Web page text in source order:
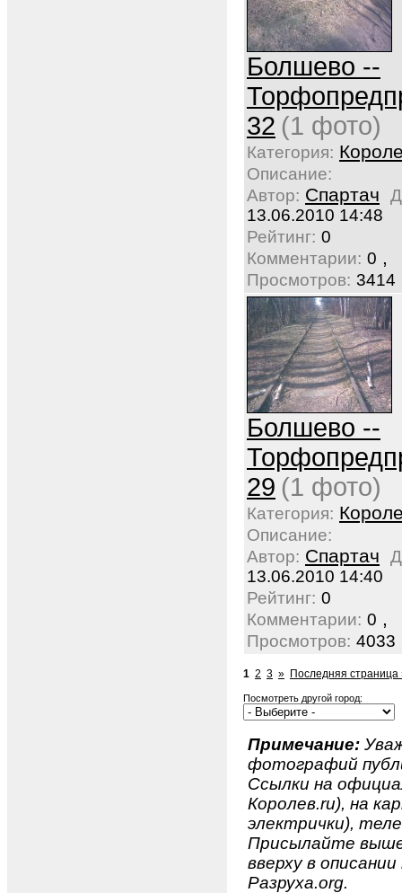
Болшево --
32 (1 фото)
Категория:
Описание:
Автор: Спартач
13.06.2010 14:48
Рейтинг: 0
Комментарии: 0 ,
Просмотров: 3414
Болшево --
29 (1 фото)
Категория:
Описание:
Автор: Спартач
13.06.2010 14:40
Рейтинг: 0
Комментарии: 0 ,
Просмотров: 4033
1 2 3 » Последняя страница
Посмотреть другой город:
Примечание:
фотографий
Ссылки на
Королев.ru), на
электрички),
Присылайте
вверху в
Разруха.org.